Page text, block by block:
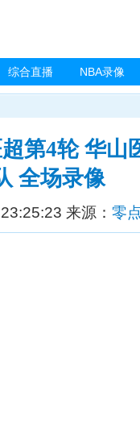
综合直播 NBA录像
第4轮 华山
全场录像
来源： 零